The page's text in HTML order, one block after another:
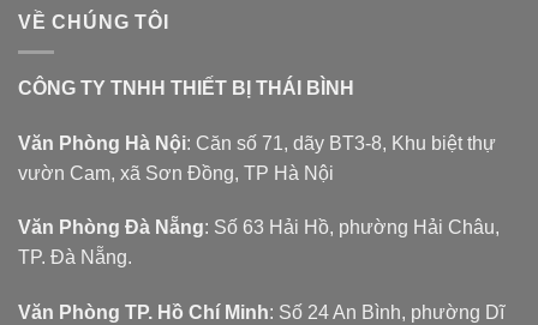
VỀ CHÚNG TÔI
CÔNG TY TNHH THIẾT BỊ THÁI BÌNH
Văn Phòng Hà Nội: Căn số 71, dãy BT3-8, Khu biệt thự
vườn Cam, xã Sơn Đồng, TP Hà Nội
Văn Phòng Đà Nẵng: Số 63 Hải Hồ, phường Hải Châu,
TP. Đà Nẵng.
Văn Phòng TP. Hồ Chí Minh: Số 24 An Bình, phường Dĩ